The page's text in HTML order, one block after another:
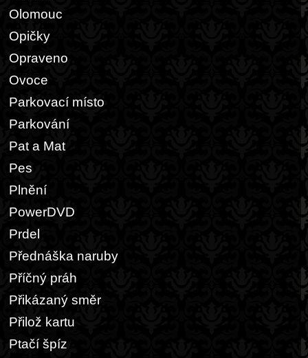
Olomouc
Opičky
Opraveno
Ovoce
Parkovací místo
Parkování
Pat a Mat
Pes
Plnění
PowerDVD
Prdel
Přednáška naruby
Příčný práh
Přikázaný směr
Přilož kartu
Ptačí špíz